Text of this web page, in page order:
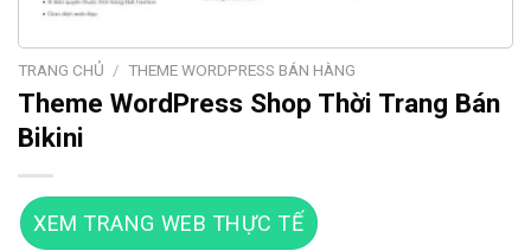
TRANG CHỦ / THEME WORDPRESS BÁN HÀNG
Theme WordPress Shop Thời Trang Bán
Bikini
XEM TRANG WEB THỰC TẾ